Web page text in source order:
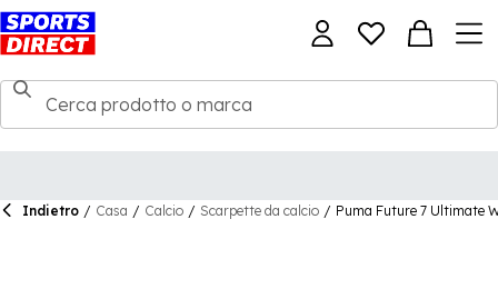
Indietro / Casa / Calcio / Scarpette da calcio / Puma Future 7 Ultimate